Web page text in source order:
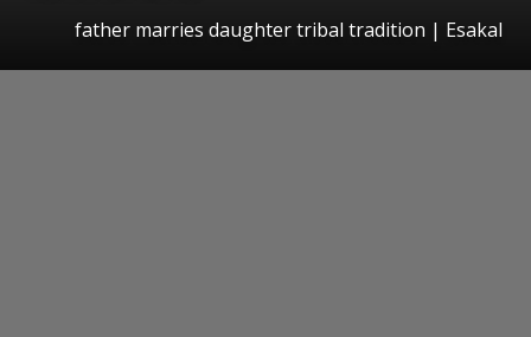
father marries daughter tribal tradition | Esakal